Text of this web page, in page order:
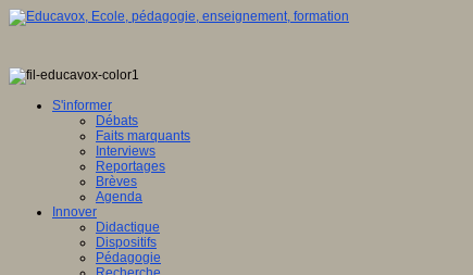
S'informer
Débats
Faits marquants
Interviews
Reportages
Brèves
Agenda
Innover
Didactique
Dispositifs
Pédagogie